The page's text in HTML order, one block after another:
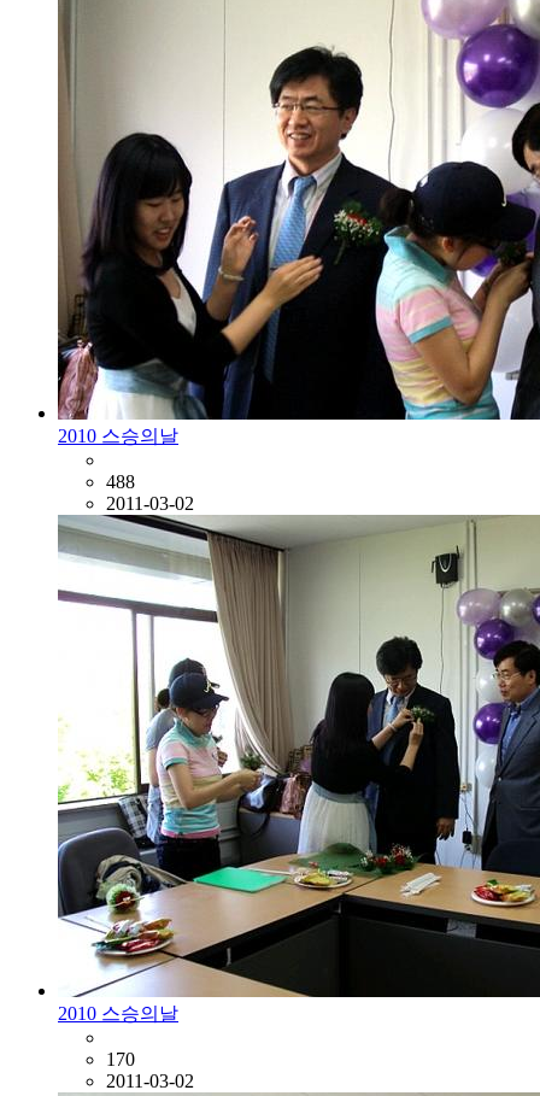
2010 스승의날
488
2011-03-02
2010 스승의날
170
2011-03-02